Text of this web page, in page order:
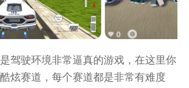
驾驶环境非常逼真的游戏，在这里你
炫赛道，每个赛道都是非常有难度